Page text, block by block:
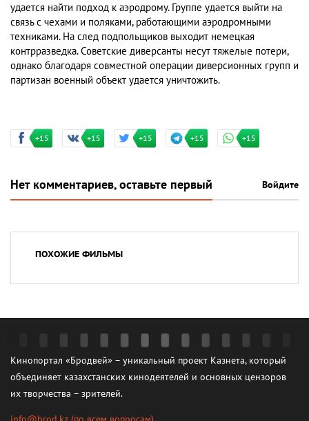
удается найти подход к аэродрому. Группе удается выйти на
связь с чехами и поляками, работающими аэродромными
техниками. На след подпольщиков выходит немецкая
контрразведка. Советские диверсанты несут тяжелые потери,
однако благодаря совместной операции диверсионных групп и
партизан военный объект удается уничтожить.
+15 +15 +15 +15 +15
Нет комментариев, оставьте первый Войдите
ПОХОЖИЕ ФИЛЬМЫ
Кинопортал «Бродвей» – уникальный проект Казнета, который
объединяет казахстанских кинодеятелей и основных цензоров
их творчества – зрителей.